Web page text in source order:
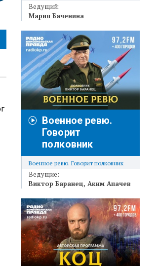
Ведущий:
Мария Баченина
Военное ревю.
Говорит
полковник
Военное ревю. Говорит полковник
Ведущие:
Виктор Баранец Аким Апачев